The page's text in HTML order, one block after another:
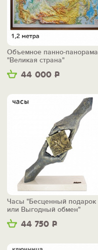
44 000 Р
Объемное панно-панорама
"Великая страна"
44 750 Р
Часы "Бесценный подарок
или Выгодный обмен"